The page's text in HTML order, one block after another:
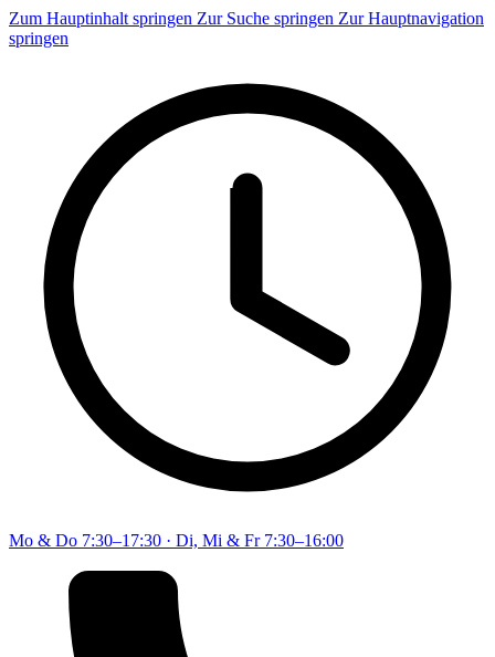
Zum Hauptinhalt springen Zur Suche springen Zur Hauptnavigation
springen
Mo & Do 7:30–17:30 · Di, Mi & Fr 7:30–16:00